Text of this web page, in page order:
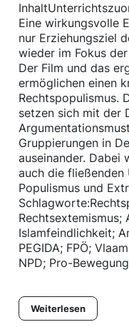
Eine wirkungsvolle
nur Erziehungsziel
wieder im Fokus
Der Film und das
ermöglichen einen
Rechtspopulismus.
setzen sich mit der
Gruppierungen in
auseinander. Dabei
auch die fließenden
Populismus und
Rechtsextemismus;
Islamfeindlichkeit;
PEGIDA; FPÖ;
NPD; Pro-
Weiterlesen